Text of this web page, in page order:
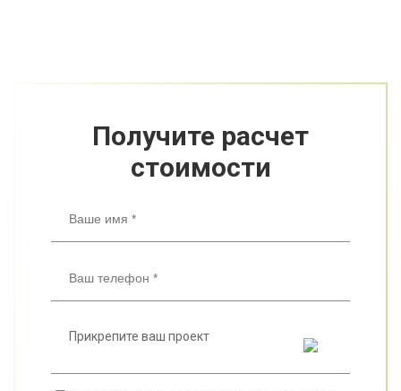
Получите расчет
стоимости
Прикрепите ваш проект